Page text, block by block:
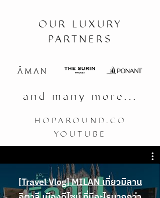
OUR LUXURY
PARTNERS
and many more...
HOPAROUND.CO
YOUTUBE
[Travel Vlog] MILAN เที่ยวมิลาน